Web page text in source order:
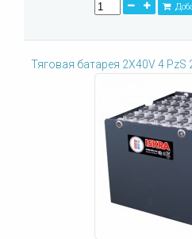
Тяговая батарея 2X40V 4 PzS